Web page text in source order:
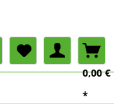
0,00 €
*